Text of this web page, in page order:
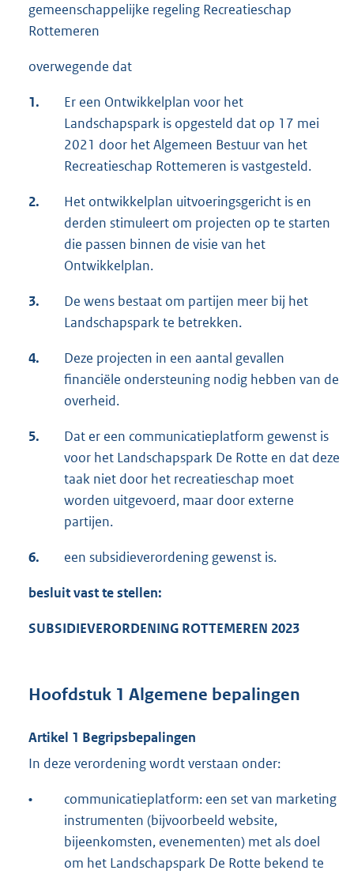
gemeenschappelijke regeling Recreatieschap
Rottemeren
overwegende dat
1.
Er een Ontwikkelplan voor het
Landschapspark is opgesteld dat op 17 mei
2021 door het Algemeen Bestuur van het
Recreatieschap Rottemeren is vastgesteld.
2.
Het ontwikkelplan uitvoeringsgericht is en
derden stimuleert om projecten op te starten
die passen binnen de visie van het
Ontwikkelplan.
3.
De wens bestaat om partijen meer bij het
Landschapspark te betrekken.
4.
Deze projecten in een aantal gevallen
financiële ondersteuning nodig hebben van de
overheid.
5.
Dat er een communicatieplatform gewenst is
voor het Landschapspark De Rotte en dat deze
taak niet door het recreatieschap moet
worden uitgevoerd, maar door externe
partijen.
6. een subsidieverordening gewenst is.
besluit vast te stellen:
SUBSIDIEVERORDENING ROTTEMEREN 2023
Hoofdstuk 1 Algemene bepalingen
Artikel 1 Begripsbepalingen
In deze verordening wordt verstaan onder:
•
communicatieplatform: een set van marketing
instrumenten (bijvoorbeeld website,
bijeenkomsten, evenementen) met als doel
om het Landschapspark De Rotte bekend te